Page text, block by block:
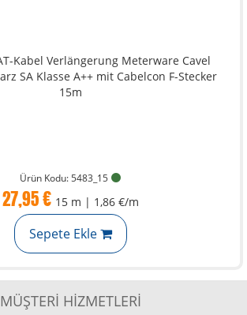
Ürün Kodu: 5483_15
27,95 € 15 m | 1,86 €/m
Sepete Ekle
MÜŞTERI HIZMETLERI